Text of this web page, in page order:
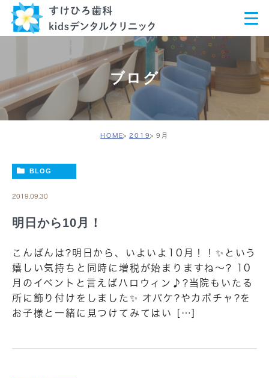
ブログ
HOME 2019 9月
BLOG
2019.09.30
明日から10月！
こんばんは?明日から、いよいよ10月！！✨という
嬉しい気持ちと同時に増税が始まりますね〜? 10
月のイベントと言えばハロウィン♪?当院もいたる
所に飾り付けをしました✨ オバケ?やカボチャ?を
お子様と一緒に見つけてみてはい […]